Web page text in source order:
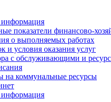
показатели финансово-
о выполняемых работах
и условия оказания услуг
с обслуживающими и
на коммунальные ресурсы